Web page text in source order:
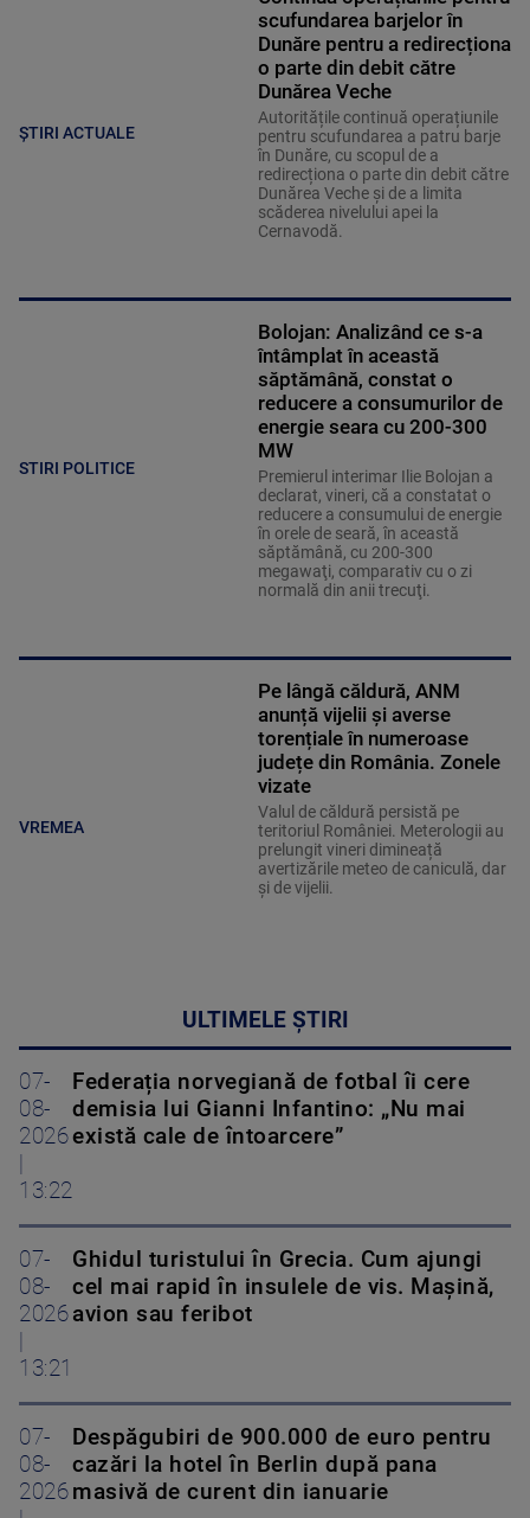
ȘTIRI ACTUALE
scufundarea barjelor în
Dunăre pentru a redirecționa
o parte din debit către
Dunărea Veche
Autoritățile continuă operațiunile
pentru scufundarea a patru barje
în Dunăre, cu scopul de a
redirecționa o parte din debit către
Dunărea Veche și de a limita
scăderea nivelului apei la
Cernavodă.
STIRI POLITICE
Bolojan: Analizând ce s-a
întâmplat în această
săptămână, constat o
reducere a consumurilor de
energie seara cu 200-300
MW
Premierul interimar Ilie Bolojan a
declarat, vineri, că a constatat o
reducere a consumului de energie
în orele de seară, în această
săptămână, cu 200-300
megawaţi, comparativ cu o zi
normală din anii trecuţi.
VREMEA
Pe lângă căldură, ANM
anunță vijelii și averse
torențiale în numeroase
județe din România. Zonele
vizate
Valul de căldură persistă pe
teritoriul României. Meterologii au
prelungit vineri dimineață
avertizările meteo de caniculă, dar
și de vijelii.
ULTIMELE ȘTIRI
07-
08-
2026
13:22
Federația norvegiană de fotbal îi cere
demisia lui Gianni Infantino: „Nu mai
există cale de întoarcere”
07-
08-
2026
13:21
Ghidul turistului în Grecia. Cum ajungi
cel mai rapid în insulele de vis. Mașină,
avion sau feribot
07-
08-
2026
Despăgubiri de 900.000 de euro pentru
cazări la hotel în Berlin după pana
masivă de curent din ianuarie